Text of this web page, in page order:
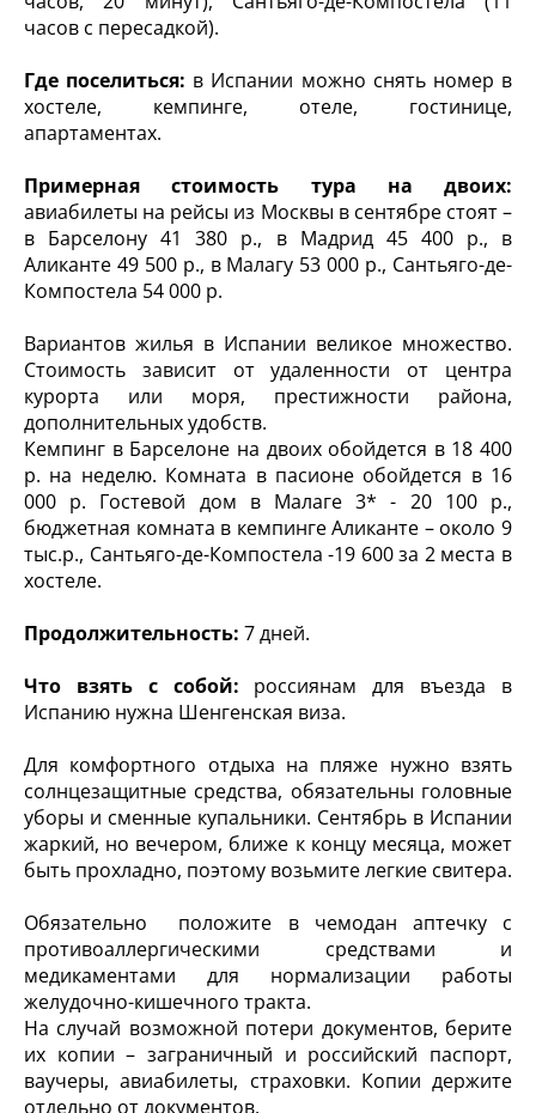
часов с пересадкой).
Где поселиться: в Испании можно снять номер в
хостеле, кемпинге, отеле, гостинице,
апартаментах.
Примерная стоимость тура на двоих:
авиабилеты на рейсы из Москвы в сентябре стоят –
в Барселону 41 380 р., в Мадрид 45 400 р., в
Аликанте 49 500 р., в Малагу 53 000 р., Сантьяго-де-
Компостела 54 000 р.
Вариантов жилья в Испании великое множество.
Стоимость зависит от удаленности от центра
курорта или моря, престижности района,
дополнительных удобств.
Кемпинг в Барселоне на двоих обойдется в 18 400
р. на неделю. Комната в пасионе обойдется в 16
000 р. Гостевой дом в Малаге 3* - 20 100 р.,
бюджетная комната в кемпинге Аликанте – около 9
тыс.р., Сантьяго-де-Компостела -19 600 за 2 места в
хостеле.
Продолжительность: 7 дней.
Что взять с собой: россиянам для въезда в
Испанию нужна Шенгенская виза.
Для комфортного отдыха на пляже нужно взять
солнцезащитные средства, обязательны головные
уборы и сменные купальники. Сентябрь в Испании
жаркий, но вечером, ближе к концу месяца, может
быть прохладно, поэтому возьмите легкие свитера.
Обязательно положите в чемодан аптечку с
противоаллергическими средствами и
медикаментами для нормализации работы
желудочно-кишечного тракта.
На случай возможной потери документов, берите
их копии – заграничный и российский паспорт,
ваучеры, авиабилеты, страховки. Копии держите
отдельно от документов.